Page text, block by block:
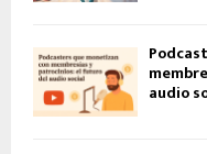
audio